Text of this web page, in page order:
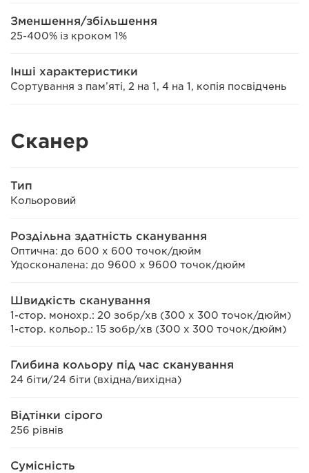
Зменшення/збільшення
25-400% із кроком 1%
Інші характеристики
Сортування з пам’яті, 2 на 1, 4 на 1, копія посвідчень
Сканер
Тип
Кольоровий
Роздільна здатність сканування
Оптична: до 600 x 600 точок/дюйм
Удосконалена: до 9600 x 9600 точок/дюйм
Швидкість сканування
1-стор. монохр.: 20 зобр/хв (300 x 300 точок/дюйм)
1-стор. кольор.: 15 зобр/хв (300 x 300 точок/дюйм)
Глибина кольору під час сканування
24 біти/24 біти (вхідна/вихідна)
Відтінки сірого
256 рівнів
Сумісність